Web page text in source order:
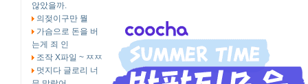
않았을까.
의젖이구만 뭘
가슴으로 돈을 버
는게 죄 인
조작 X파일 ~ ㅉㅉ
멋지다 글로리 너